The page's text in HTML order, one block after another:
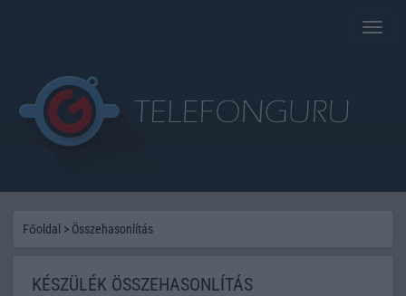
Toggle
Főoldal > Összehasonlítás
KÉSZÜLÉK ÖSSZEHASONLÍTÁS